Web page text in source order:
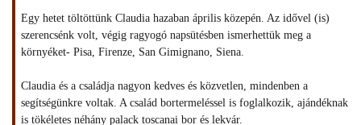
Egy hetet töltöttünk Claudia hazaban április közepén. Az idővel (is)
szerencsénk volt, végig ragyogó napsütésben ismerhettük meg a
környéket- Pisa, Firenze, San Gimignano, Siena.
Claudia és a családja nagyon kedves és közvetlen, mindenben a
segítségünkre voltak. A család bortermeléssel is foglalkozik, ajándéknak
is tökéletes néhány palack toscanai bor és lekvár.